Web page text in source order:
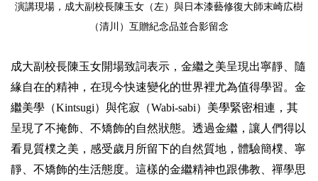
演講現場，成大副校長陳玉女（左）與 日本漆藝修復大師末崎広樹
（清川）互贈紀念品並合影留念
成大副校長陳玉女開場致詞表示，金繼之美呈現出寧靜、隨
緣自在的精神，在現今快速變化的世界裡尤為值得學習。金
繼美學（Kintsugi）與侘寂（Wabi-sabi）美學緊密相連，其
呈現了不掩飾、不矯飾的自然狀態。透過金繼，讓人們得以
看見質樸之美，感受歲月所留下的自然質地，體驗簡樸、寧
靜、不矯飾的生活態度。這樣的金繼精神也跟佛教、禪學思